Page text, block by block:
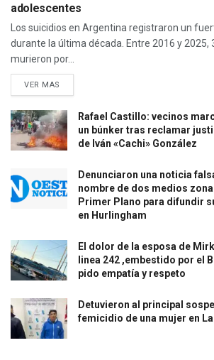
adolescentes
Los suicidios en Argentina registraron un
durante la última década. Entre 2016 y 2025,
murieron por...
VER MAS
Rafael Castillo: vecinos
un búnker tras reclamar
de Iván «Cachi» González
Denunciaron una noticia
nombre de dos medios
Primer Plano para difundir
en Hurlingham
El dolor de la esposa de
linea 242 ,embestido por el
pido empatía y respeto
Detuvieron al principal
femicidio de una mujer en